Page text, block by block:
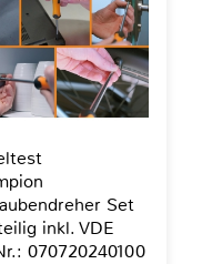
Set
inkl. VDE
070720240100